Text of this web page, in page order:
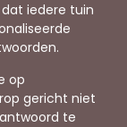
iedere tuin
op
gericht niet
te